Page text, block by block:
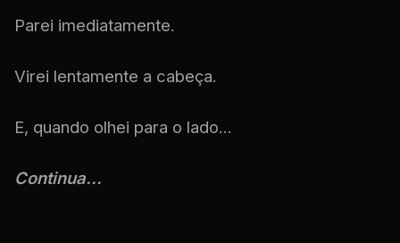
Parei imediatamente.
Virei lentamente a cabeça.
E, quando olhei para o lado...
Continua...